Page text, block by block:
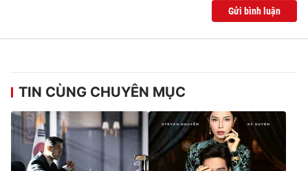
Gửi bình luận
TIN CÙNG CHUYÊN MỤC